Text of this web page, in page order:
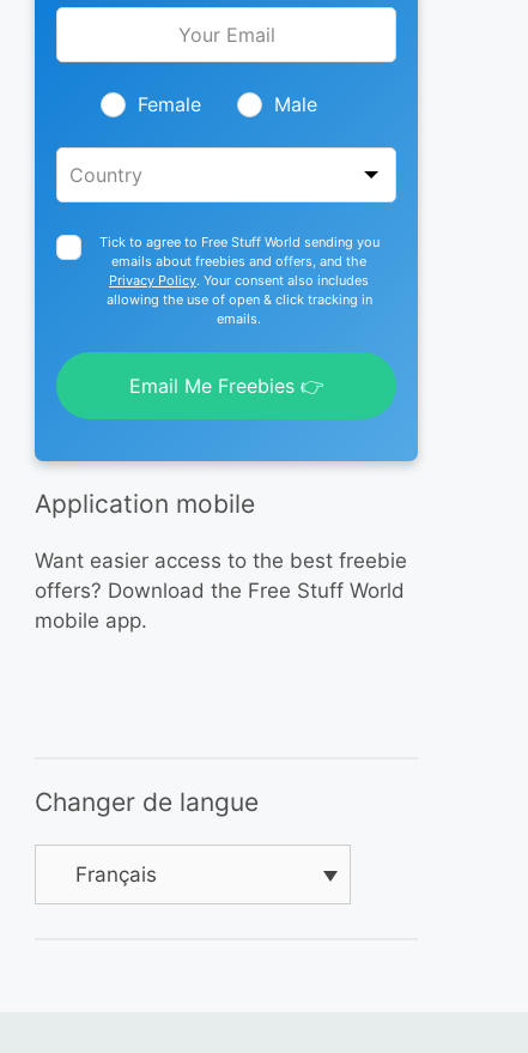
Leave
blank
Female Male
Tick to agree to Free Stuff World sending you
emails about freebies and offers, and the
Privacy Policy. Your consent also includes
allowing the use of open & click tracking in
emails.
Email Me Freebies 👉
Application mobile
Want easier access to the best freebie
offers? Download the Free Stuff World
mobile app.
Changer de langue
Français